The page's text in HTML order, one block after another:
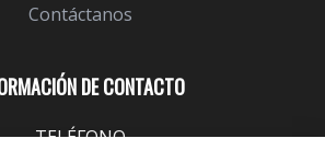
DE CONTACTO
TELÉFONO
Contáctanos